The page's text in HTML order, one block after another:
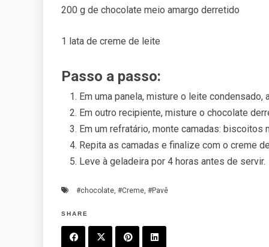
200 g de chocolate meio amargo derretido
1 lata de creme de leite
Passo a passo:
Em uma panela, misture o leite
Em outro recipiente, misture o chocolate
Em um refratário, monte camadas:
Repita as camadas e finalize com o creme
Leve à geladeira por 4 horas antes de servir.
#chocolate #Creme #Pavê
SHARE